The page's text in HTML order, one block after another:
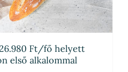
Ft/fő helyett
első alkalommal